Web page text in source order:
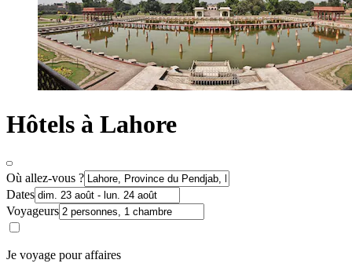
Hôtels à Lahore
Où allez-vous ?
Dates
Voyageurs
Je voyage pour affaires